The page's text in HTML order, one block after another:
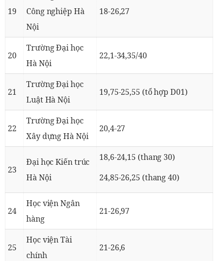
19
Công nghiệp Hà
Nội
18-26,27
20
Trường Đại học
Hà Nội
22,1-34,35/40
21
Trường Đại học
Luật Hà Nội
19,75-25,55 (tổ hợp D01)
22
Trường Đại học
Xây dựng Hà Nội
20,4-27
23
Đại học Kiến trúc
Hà Nội
18,6-24,15 (thang 30)
24,85-26,25 (thang 40)
24
Học viện Ngân
hàng
21-26,97
25
Học viện Tài
chính
21-26,6